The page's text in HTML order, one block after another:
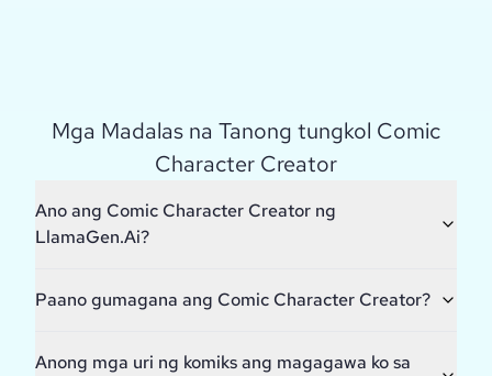
Mga Madalas na Tanong tungkol Comic
Character Creator
Ano ang Comic Character Creator ng
LlamaGen.Ai?
Paano gumagana ang Comic Character Creator?
Anong mga uri ng komiks ang magagawa ko sa